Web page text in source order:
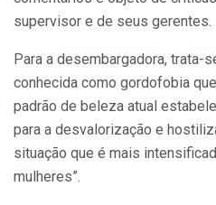
supervisor e de seus gerentes.
Para a desembargadora, trata-
conhecida como gordofobia
padrão de beleza atual
para a desvalorização e
situação que é mais
mulheres”.